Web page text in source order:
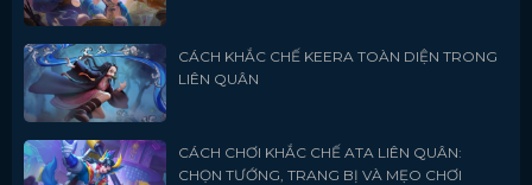
CÁCH KHẮC CHẾ KEERA TOÀN DIỆN TRONG
LIÊN QUÂN
CÁCH CHƠI KHẮC CHẾ ATA LIÊN QUÂN:
CHỌN TƯỚNG, TRANG BỊ VÀ MẸO CHƠI